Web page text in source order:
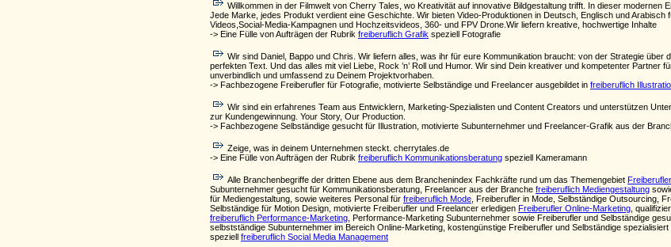
Willkommen in der Filmwelt von Cherry Tales, wo Kreativität auf innovative Bildgestaltung trifft. In dieser
Jede Marke, jedes Produkt verdient eine Geschichte. Wir bieten Video-Produktionen in Deutsch, Englisch und
Videos,Social-Media-Kampagnen und Hochzeitsvideos, 360- und FPV Drone.Wir liefern kreative, hochwertige Inhalte
-> Eine Fülle von Aufträgen der Rubrik freiberuflich Grafik speziell Fotografie
Wir sind Daniel, Bappo und Chris. Wir liefern alles, was ihr für eure Kommunikation braucht: von der Strategie
perfekten Text. Und das alles mit viel Liebe, Rock ’n’ Roll und Humor. Wir sind Dein kreativer und kompetenter
unverbindlich und umfassend zu Deinem Projektvorhaben.
-> Fachbezogene Freiberufler für Fotografie, motivierte Selbständige und Freelancer ausgebildet in freiberuflich
Wir sind ein erfahrenes Team aus Entwicklern, Marketing-Spezialisten und Content Creators und unterstützen
zur Kundengewinnung. Your Story, Our Production.
-> Fachbezogene Selbständige gesucht für Illustration, motivierte Subunternehmer und Freelancer-Grafik aus der
Zeige, was in deinem Unternehmen steckt. cherrytales.de
-> Eine Fülle von Aufträgen der Rubrik freiberuflich Kommunikationsberatung speziell Kameramann
Alle Branchenbegriffe der dritten Ebene aus dem Branchenindex Fachkräfte rund um das Themengebiet
Subunternehmer gesucht für Kommunikationsberatung, Freelancer aus der Branche freiberuflich Mediengestaltung
für Mediengestaltung, sowie weiteres Personal für freiberuflich Mode , Freiberufler in Mode, Selbständige Outsourcing,
Selbständige für Motion Design, motivierte Freiberufler und Freelancer erledigen Freiberufler Online-Marketing ,
freiberuflich Performance-Marketing , Performance-Marketing Subunternehmer sowie Freiberufler und Selbständige
selbstständige Subunternehmer im Bereich Online-Marketing, kostengünstige Freiberufler und Selbständige spezialisiert
speziell freiberuflich Social Media Management